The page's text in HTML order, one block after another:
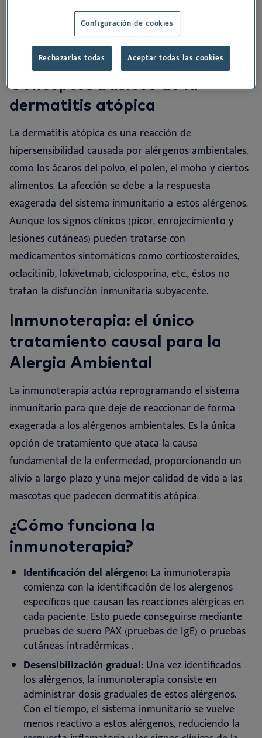
Aplicación de la inmunoterapia en su consulta
Conceptos básicos de la
dermatitis atópica
La dermatitis atópica es una reacción de
hipersensibilidad causada por alérgenos ambientales,
como los ácaros del polvo, el polen, el moho y ciertos
alimentos. La afección se debe a la respuesta
exagerada del sistema inmunitario a estos alérgenos.
Aunque los signos clínicos (picor, enrojecimiento y
lesiones cutáneas) pueden tratarse con
medicamentos sintomáticos como corticosteroides,
oclacitinib, lokivetmab, ciclosporina, etc., éstos no
tratan la disfunción inmunitaria subyacente.
Inmunoterapia: el único
tratamiento causal para la
Alergia Ambiental
La inmunoterapia actúa reprogramando el sistema
inmunitario para que deje de reaccionar de forma
exagerada a los alérgenos ambientales. Es la única
opción de tratamiento que ataca la causa
fundamental de la enfermedad, proporcionando un
alivio a largo plazo y una mejor calidad de vida a las
mascotas que padecen dermatitis atópica.
¿Cómo funciona la
inmunoterapia?
Identificación del alérgeno: La inmunoterapia
comienza con la identificación de los alergenos
específicos que causan las reacciones alérgicas en
cada paciente. Esto puede conseguirse mediante
pruebas de suero PAX (pruebas de IgE) o pruebas
cutáneas intradérmicas.
Desensibilización gradual: Una vez identificados
los alérgenos, la inmunoterapia consiste en
administrar dosis graduales de estos alérgenos.
Con el tiempo, el sistema inmunitario se vuelve
menos reactivo a estos alérgenos, reduciendo la
Configuración de cookies
Rechazarlas todas Aceptar todas las cookies